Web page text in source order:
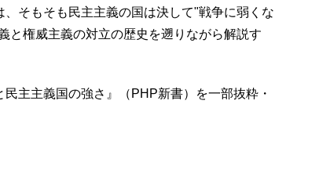
そもそも民主主義の国は決して"戦争に弱くな
と権威主義の対立の歴史を遡りながら解説す
主主義国の強さ』（PHP新書）を一部抜粋・